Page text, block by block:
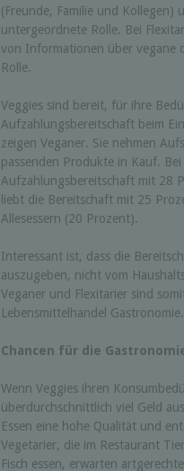
(Freunde, Familie und Kollegen)
untergeordnete Rolle. Bei
von Informationen über vegane
Rolle.
Veggies sind bereit, für ihre
Aufzahlungsbereitschaft beim
zeigen Veganer. Sie nehmen
passenden Produkte in Kauf.
Aufzahlungsbereitschaft mit 28
liebt die Bereitschaft mit 25
Allesessern (20 Prozent).
Interessant ist, dass die
auszugeben, nicht vom
Veganer und Flexitarier sind
Lebensmittelhandel Gastronomie.
Chancen für die
Wenn Veggies ihren
überdurchschnittlich viel Geld
Essen eine hohe Qualität und
Vegetarier, die im Restaurant
Fisch essen, erwarten